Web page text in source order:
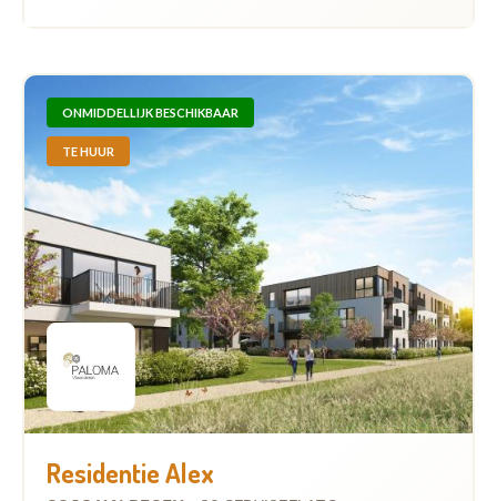
ONMIDDELLIJK BESCHIKBAAR
TE HUUR
Residentie Alex